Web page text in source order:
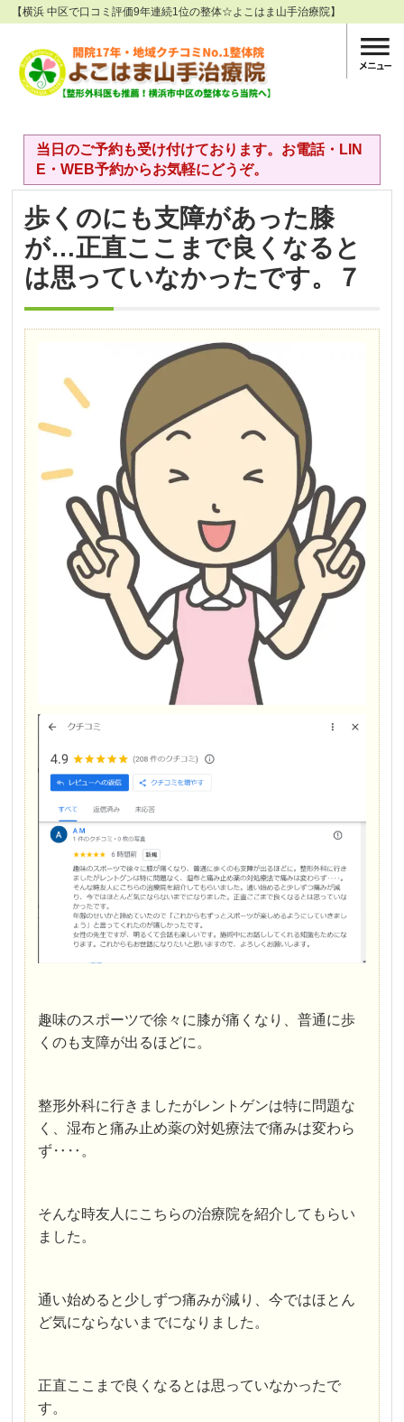
【横浜 中区で口コミ評価9年連続1位の整体☆よこはま山手治療院】
当日のご予約も受け付けております。お電話・LIN
E・WEB予約からお気軽にどうぞ。
歩くのにも支障があった膝
が…正直ここまで良くなると
は思っていなかったです。７
趣味のスポーツで徐々に膝が痛くなり、普通に歩
くのも支障が出るほどに。
整形外科に行きましたがレントゲンは特に問題な
く、湿布と痛み止め薬の対処療法で痛みは変わら
ず‥‥。
そんな時友人にこちらの治療院を紹介してもらい
ました。
通い始めると少しずつ痛みが減り、今ではほとん
ど気にならないまでになりました。
正直ここまで良くなるとは思っていなかったで
す。